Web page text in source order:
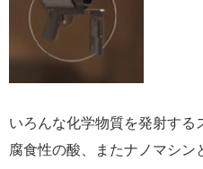
いろんな化学物質を発射する
腐食性の酸、またナノマシ